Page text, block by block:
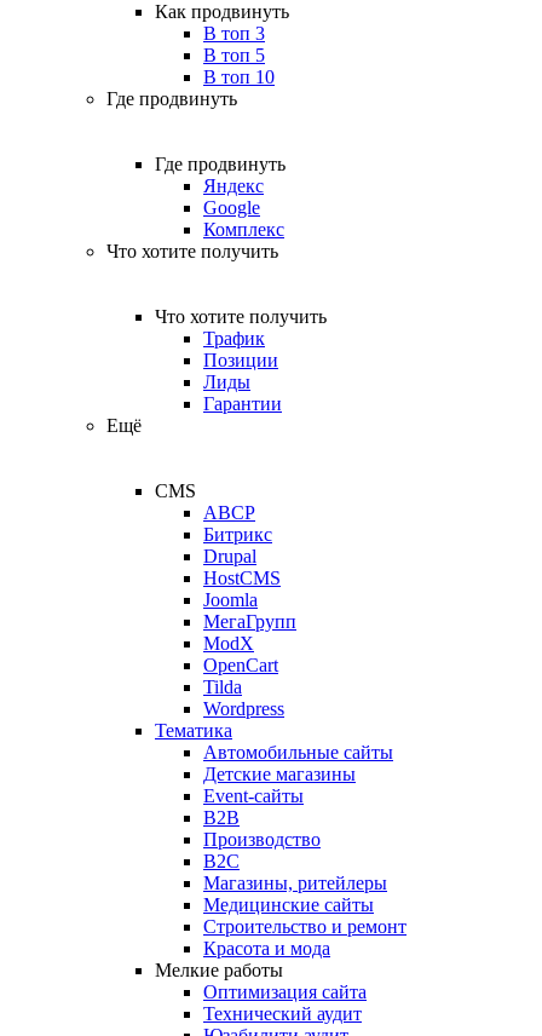
Как продвинуть
В топ 3
В топ 5
В топ 10
Где продвинуть
Где продвинуть
Яндекс
Google
Комплекс
Что хотите получить
Что хотите получить
Трафик
Позиции
Лиды
Гарантии
Ещё
CMS
ABCP
Битрикс
Drupal
HostCMS
Joomla
МегаГрупп
ModX
OpenCart
Tilda
Wordpress
Тематика
Автомобильные сайты
Детские магазины
Event-сайты
B2B
Производство
B2C
Магазины, ритейлеры
Медицинские сайты
Строительство и ремонт
Красота и мода
Мелкие работы
Оптимизация сайта
Технический аудит